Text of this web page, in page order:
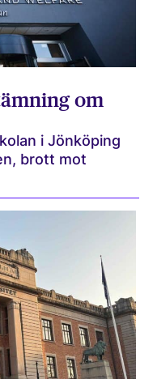
om
i Jönköping
brott mot